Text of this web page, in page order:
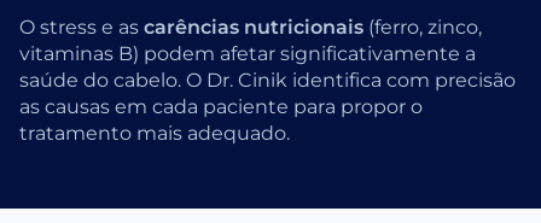
O stress e ascarências nutricionais (ferro, zinco,
vitaminas B) podem afetar significativamente a
saúde do cabelo. O Dr. Cinik identifica com precisão
as causas em cada paciente para propor o
tratamento mais adequado.